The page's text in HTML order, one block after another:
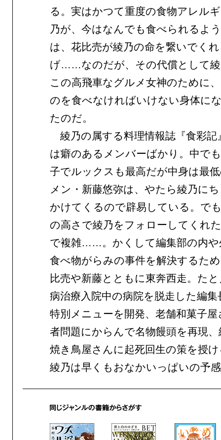
る。実はかつて重度の食物アレル
乃が、今はなんでも食べられるよ
は、花比売が綾乃の命を繋いでく
げ……なのだが、その代償として
この高飛車なグルメ女神のために
のを食べなければいけない身体に
たのだ。
綾乃の属する料理情報誌『食彩記
は癖のあるメンバーばかり。中で
子でルックスも最高だが中身は最
メン・新藤悠弥は、やたら綾乃に
かけてくるので辟易している。で
の高さで綾乃をフォローしてくれ
で複雑……。かくして編集部の内や
食べ物がらみの事件を解決するた
比売や新藤とともに東奔西走。た
病治療入院中の病院を脱走した編
特別メニューを開発、老舗和菓子
者問題にからんで名物饅頭を再現
焼き鳥屋さんに起死回生の策を授
綾乃は早くもおなかいっぱいの予